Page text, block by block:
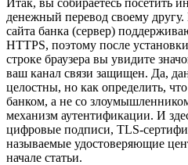
денежный перевод своему
сайта банка (сервер)
HTTPS, поэтому после
строке браузера вы увидите
ваш канал связи защищен. Да,
целостны, но как определить,
банком, а не со
механизм аутентификации. И
цифровые подписи, TLS-
называемые удостоверяющие
начале статьи.